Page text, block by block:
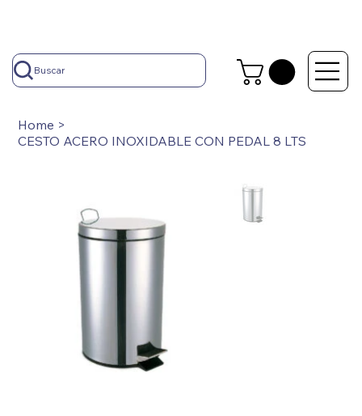
Buscar
Home >
CESTO ACERO INOXIDABLE CON PEDAL 8 LTS